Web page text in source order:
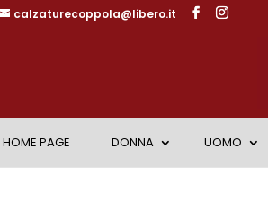
calzaturecoppola@libero.it
HOME PAGE DONNA UOMO